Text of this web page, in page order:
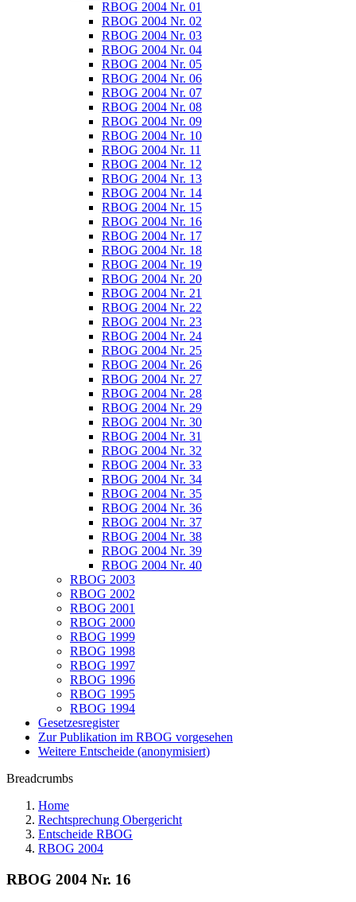
RBOG 2004 Nr. 01
RBOG 2004 Nr. 02
RBOG 2004 Nr. 03
RBOG 2004 Nr. 04
RBOG 2004 Nr. 05
RBOG 2004 Nr. 06
RBOG 2004 Nr. 07
RBOG 2004 Nr. 08
RBOG 2004 Nr. 09
RBOG 2004 Nr. 10
RBOG 2004 Nr. 11
RBOG 2004 Nr. 12
RBOG 2004 Nr. 13
RBOG 2004 Nr. 14
RBOG 2004 Nr. 15
RBOG 2004 Nr. 16
RBOG 2004 Nr. 17
RBOG 2004 Nr. 18
RBOG 2004 Nr. 19
RBOG 2004 Nr. 20
RBOG 2004 Nr. 21
RBOG 2004 Nr. 22
RBOG 2004 Nr. 23
RBOG 2004 Nr. 24
RBOG 2004 Nr. 25
RBOG 2004 Nr. 26
RBOG 2004 Nr. 27
RBOG 2004 Nr. 28
RBOG 2004 Nr. 29
RBOG 2004 Nr. 30
RBOG 2004 Nr. 31
RBOG 2004 Nr. 32
RBOG 2004 Nr. 33
RBOG 2004 Nr. 34
RBOG 2004 Nr. 35
RBOG 2004 Nr. 36
RBOG 2004 Nr. 37
RBOG 2004 Nr. 38
RBOG 2004 Nr. 39
RBOG 2004 Nr. 40
RBOG 2003
RBOG 2002
RBOG 2001
RBOG 2000
RBOG 1999
RBOG 1998
RBOG 1997
RBOG 1996
RBOG 1995
RBOG 1994
Gesetzesregister
Zur Publikation im RBOG vorgesehen
Weitere Entscheide (anonymisiert)
Breadcrumbs
Home
Rechtsprechung Obergericht
Entscheide RBOG
RBOG 2004
RBOG 2004 Nr. 16